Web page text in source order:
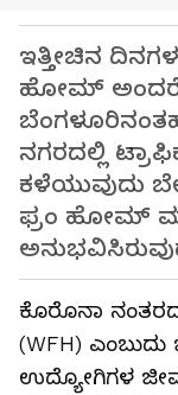
ಇತ್ತೀಚಿನ
ಹೋಮ್ ಅಂದರೆ
ನಗರದಲ್ಲಿ
ಕಳೆಯುವುದು
ಫ್ರಂ ಹೋಮ್
ಕೊರೊನಾ
(WFH)
ಉದ್ಯೋಗಿಗಳ